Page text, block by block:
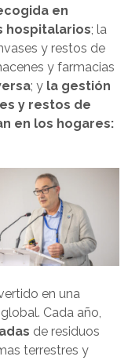
en
hospitalarios; la
y restos de
y farmacias
; y la gestión
y restos de
en los hogares:
en una
Cada año,
de residuos
terrestres y